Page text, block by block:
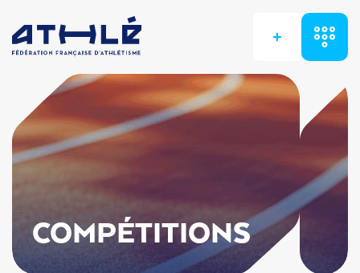
+
COMPÉTITIONS